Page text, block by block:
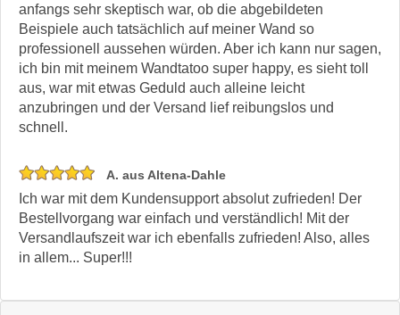
anfangs sehr skeptisch war, ob die abgebildeten
Beispiele auch tatsächlich auf meiner Wand so
professionell aussehen würden. Aber ich kann nur sagen,
ich bin mit meinem Wandtatoo super happy, es sieht toll
aus, war mit etwas Geduld auch alleine leicht
anzubringen und der Versand lief reibungslos und
schnell.
A. aus Altena-Dahle
Ich war mit dem Kundensupport absolut zufrieden! Der
Bestellvorgang war einfach und verständlich! Mit der
Versandlaufszeit war ich ebenfalls zufrieden! Also, alles
in allem... Super!!!